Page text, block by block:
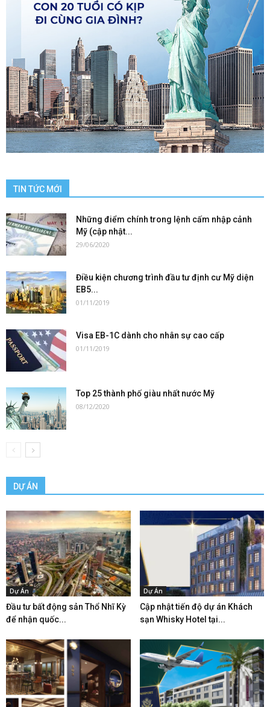
TIN TỨC MỚI
Những điểm chính trong lệnh cấm nhập cảnh
Mỹ (cập nhật...
29/06/2020
Điều kiện chương trình đầu tư định cư Mỹ diện
EB5...
01/11/2019
Visa EB-1C dành cho nhân sự cao cấp
01/11/2019
Top 25 thành phố giàu nhất nước Mỹ
08/12/2020
DỰ ÁN
Dự Án
Đầu tư bất động sản Thổ Nhĩ Kỳ
để nhận quốc...
Dự Án
Cập nhật tiến độ dự án Khách
sạn Whisky Hotel tại...